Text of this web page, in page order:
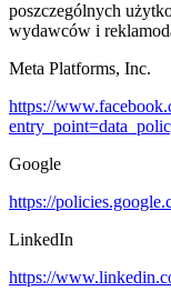
poszczególnych
wydawców i
Meta Platforms, Inc.
https://
Google
https://
LinkedIn
https://